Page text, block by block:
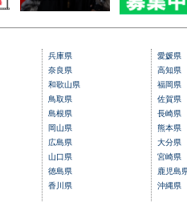
兵庫県
奈良県
和歌山県
鳥取県
島根県
岡山県
広島県
山口県
徳島県
香川県
愛媛県
高知県
福岡県
佐賀県
長崎県
熊本県
大分県
宮崎県
鹿児島
沖縄県